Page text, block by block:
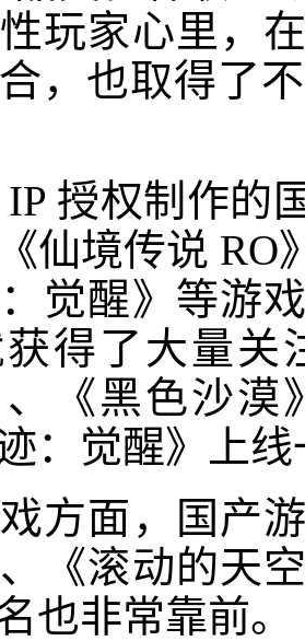
玩家心里，
，也取得了
授权制作的
仙境传说 RO
觉醒》等游
得了大量关
、《黑色沙
：觉醒》上
方面，国产
《滚动的天
也非常靠前。